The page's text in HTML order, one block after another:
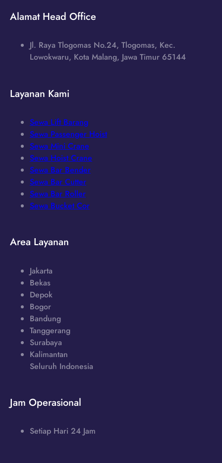
Alamat Head Office
Jl. Raya Tlogomas No.24, Tlogomas, Kec.
Lowokwaru, Kota Malang, Jawa Timur 65144
Layanan Kami
Sewa Lift Barang
Sewa Passenger Hoist
Sewa Mini Crane
Sewa Hoist Crane
Sewa Bar Bender
Sewa Bar Cutter
Sewa Bar Roller
Sewa Bucket Cor
Area Layanan
Jakarta
Bekas
Depok
Bogor
Bandung
Tanggerang
Surabaya
Kalimantan
Seluruh Indonesia
Jam Operasional
Setiap Hari 24 Jam